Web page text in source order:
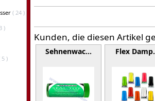
( 24 )
)
5 )
Kunden, die diesen Artikel
Sehnenwac… Flex